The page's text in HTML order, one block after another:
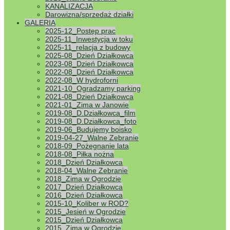
KANALIZACJA
Darowizna/sprzedaż działki
GALERIA
2025-12_Postęp prac
2025-11_Inwestycja w toku
2025-11_relacja z budowy
2025-08_Dzień Działkowca
2023-08_Dzień Działkowca
2022-08_Dzień Działkowca
2022-08_W hydroforni
2021-10_Ogradzamy parking
2021-08_Dzień Działkowca
2021-01_Zima w Janowie
2019-08_D.Działkowca_film
2019-08_D.Działkowca_foto
2019-06_Budujemy boisko
2019-04-27_Walne Zebranie
2018-09_Pożegnanie lata
2018-08_Piłka nożna
2018_Dzień Działkowca
2018-04_Walne Zebranie
2018_Zima w Ogrodzie
2017_Dzień Działkowca
2016_Dzień Działkowca
2015-10_Koliber w ROD?
2015_Jesień w Ogrodzie
2015_Dzień Działkowca
2015_Zima w Ogrodzie
podłączeń poniosą działkowcy, którzy naruszyli
w/w zakaz. Deszczówkę można i należy w sytuacji
narastającej suszy gromadzić w pojemnikach na
deszczówkę- jak np. na załączonym zdjęciu.
Zarząd ROD Camping
Monitoring prac naprawczych.
Możliwość komentowania
prac naprawczych.
UWAGA! WAŻNE! – Nowy numer
telefonu bramy głównej.
komentowania
Nowy numer telefonu bramy głównej.
została wyłączona
Pierwsza edycja Pucharu Lata 2026 w
piłce nożnej. Możliwość komentowania
Pierwsza edycja Pucharu Lata 2026 w
piłce nożnej.została wyłączona
Apel o organizację Dzień Działkowca.
Możliwość komentowania
organizację Dzień Działkowca.
wyłączona